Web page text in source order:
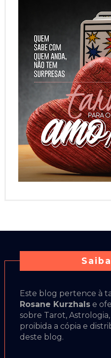
Este blog pertence à
Rosane Kurzhalse
sobre Tarot,
proibida a cópia e
deste blog.